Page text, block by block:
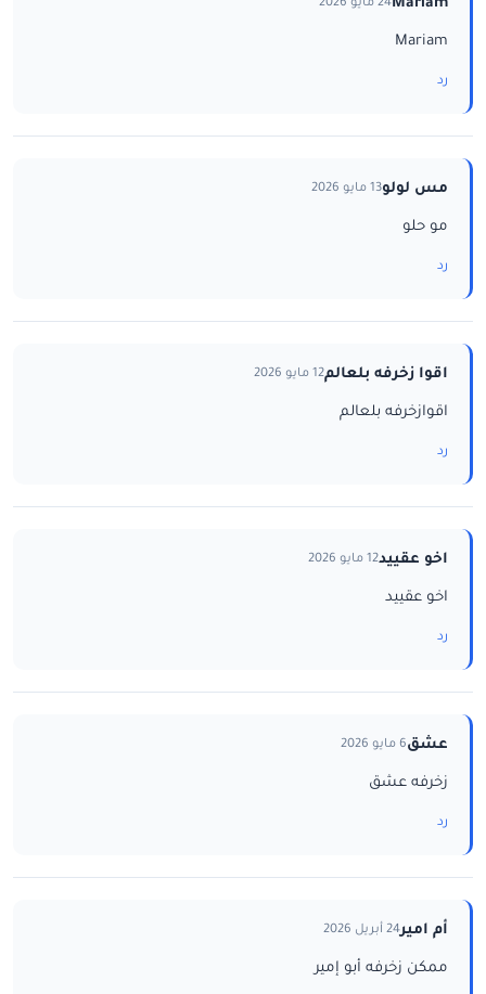
Mariam24 مايو 2026
Mariam
رد
مس لولو13 مايو 2026
مو حلو
رد
اقوا زخرفه بلعالم12 مايو 2026
اقوازخرفه بلعالم
رد
اخو عقييد12 مايو 2026
اخو عقييد
رد
عشق6 مايو 2026
زخرفه عشق
رد
أم امير24 أبريل 2026
ممكن زخرفه أبو إمير